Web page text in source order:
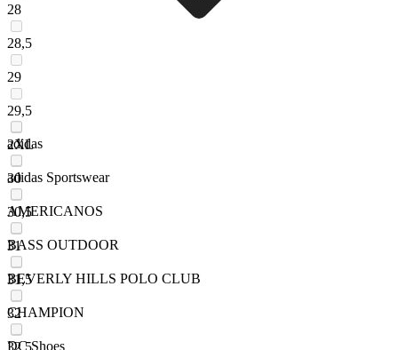
28
28,5
29
29,5
2XL
30
30,5
31
31,5
32
32,5
adidas
adidas Sportswear
AMERICANOS
BASS OUTDOOR
BEVERLY HILLS POLO CLUB
CHAMPION
DC Shoes